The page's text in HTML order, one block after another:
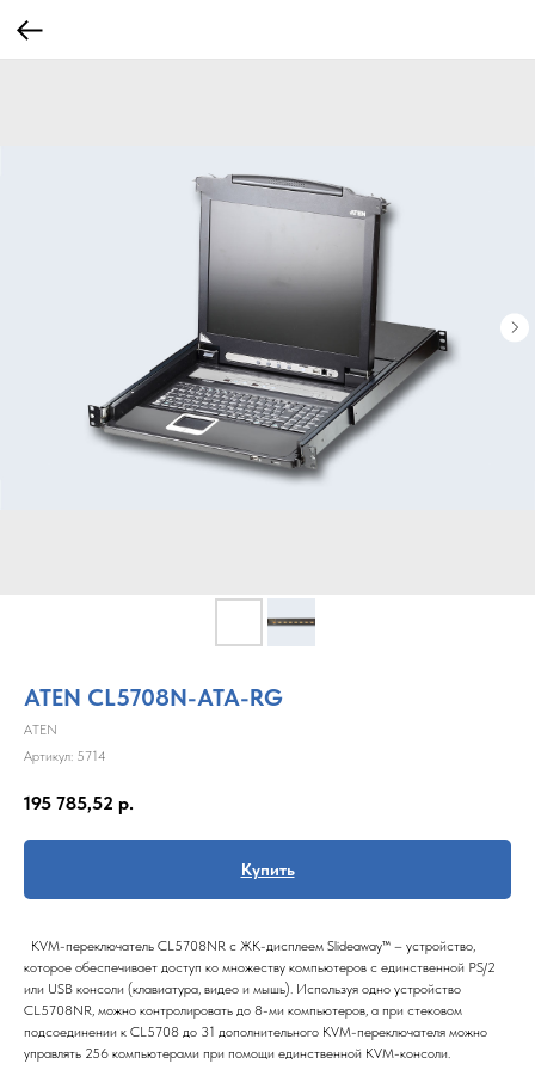
ATEN CL5708N-ATA-RG
ATEN
Артикул: 5714
195 785,52 р.
Купить
KVM-переключатель CL5708NR с ЖК-дисплеем Slideaway™ – устройство,
которое обеспечивает доступ ко множеству компьютеров с единственной PS/2
или USB консоли (клавиатура, видео и мышь). Используя одно устройство
CL5708NR, можно контролировать до 8-ми компьютеров, а при стековом
подсоединении к CL5708 до 31 дополнительного KVM-переключателя можно
управлять 256 компьютерами при помощи единственной KVM-консоли.